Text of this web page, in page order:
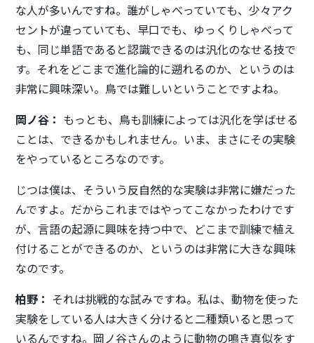
な人が多いんですね。誰がしゃべっていても、少々アク
セントが違っていても、早口でも、ゆっくりしゃべって
も、同じ単語であると認識できるのは汎化のなせる技で
す。それをどこまで進化論的に遡れるのか、というのは
非常に興味深い。鳥では難しいということですよね。
岡ノ谷： もっとも、鳥も訓練によっては汎化を学ばせる
ことは、できるかもしれません。いま、まさにその実験
をやっているところなのです。
じつは僕は、そういう反自然的な実験は非常に嫌だった
んですよ。だからこれまではやってこなかったわけです
が、言語の起源に興味を持つ中で、どこまで訓練で植え
付けることができるのか、というのは非常に大きな興味
なのです。
柏野： それは挑戦的な試みですね。私は、動物を使った
実験をしている人は大きく分けると二種類いると思って
いるんですね。岡ノ谷さんのように動物の鳴き真似をす